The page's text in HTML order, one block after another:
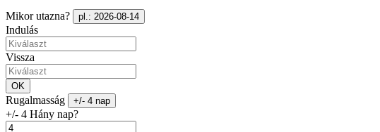
Mikor utazna? pl.: 2026-08-14
Indulás
Vissza
OK
Rugalmasság +/- 4 nap
+/- 4 Hány nap?